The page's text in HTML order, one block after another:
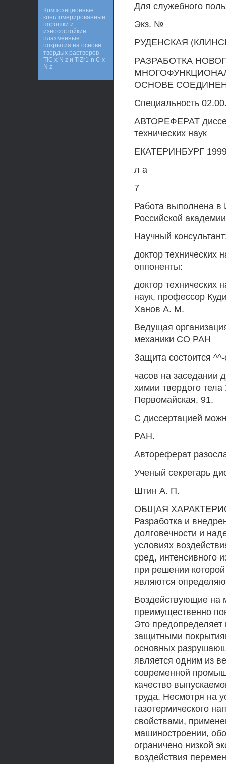
Для служебного
Экз. №
РУДЕНСКАЯ
РАЗРАБОТКА
ОСНОВЕ
Специальность
АВТОРЕФЕРАТ
технических наук
ЕКАТЕРИНБУРГ
л а
7
Работа выполнена в
Российской
Научный
доктор
оппоненты:
доктор технических
наук, профессор
Ханов А. М.
Ведущая
механики СО РАН
Защита состоится ^^-
часов на заседании
химии твердого
Первомайская, 91.
С диссертацией
РАН.
Автореферат
Ученый секретарь
Штин А. П.
ОБЩАЯ
Разработка и
долговечности и
условиях
сред, интенсивного
при решении
являются
Воздействующие на
преимущественно
Это предопределяет
защитными
основных
является одним из
современной
качество
труда. Несмотря на
газотермического
свойствами,
машиностроении,
ограничено низкой
воздействия
Композиционные
конгломерированные
порошки и
износостойкие
плазменные
покрытия на основе
твердых растворов
TiC x N z и TiZr1-n C x
N z